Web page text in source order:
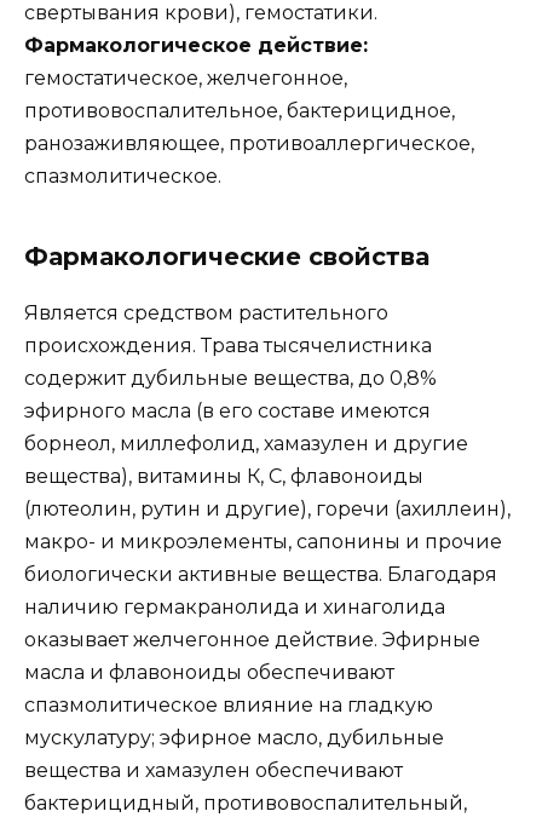
свертывания крови), гемостатики.
Фармакологическое действие:
гемостатическое, желчегонное,
противовоспалительное, бактерицидное,
ранозаживляющее, противоаллергическое,
спазмолитическое.
Фармакологические свойства
Является средством растительного
происхождения. Трава тысячелистника
содержит дубильные вещества, до 0,8%
эфирного масла (в его составе имеются
борнеол, миллефолид, хамазулен и другие
вещества), витамины К, С, флавоноиды
(лютеолин, рутин и другие), горечи (ахиллеин),
макро- и микроэлементы, сапонины и прочие
биологически активные вещества. Благодаря
наличию гермакранолида и хинаголида
оказывает желчегонное действие. Эфирные
масла и флавоноиды обеспечивают
спазмолитическое влияние на гладкую
мускулатуру; эфирное масло, дубильные
вещества и хамазулен обеспечивают
бактерицидный, противовоспалительный,